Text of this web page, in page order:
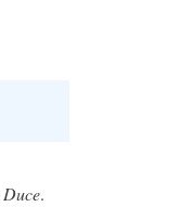
Duce.